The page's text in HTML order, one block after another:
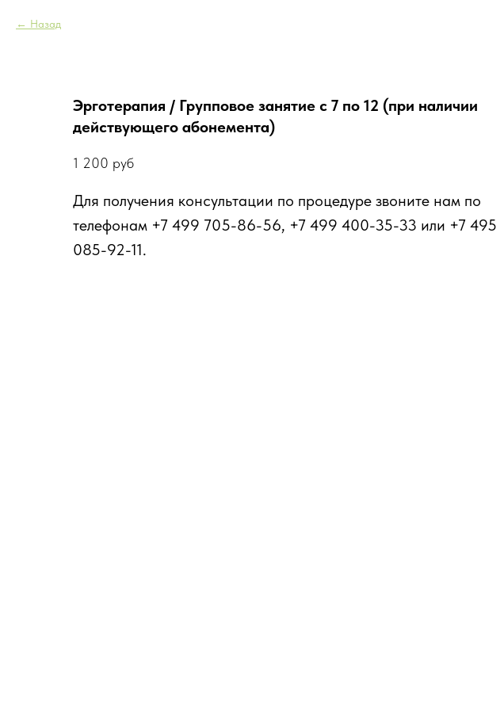
Назад
Эрготерапия / Групповое занятие с 7 по 12 (при наличии
действующего абонемента)
1 200 руб
Для получения консультации по процедуре звоните нам по
телефонам +7 499 705-86-56, +7 499 400-35-33 или +7 495
085-92-11.